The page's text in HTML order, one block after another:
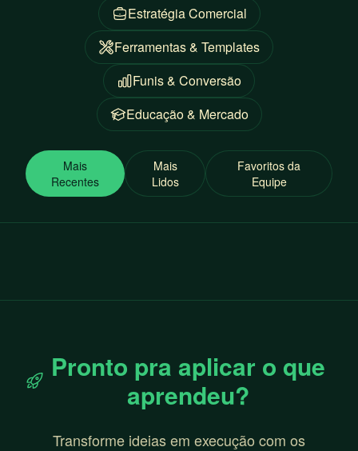
Estratégia Comercial
Ferramentas & Templates
Funis & Conversão
Educação & Mercado
Mais
Recentes
Mais
Lidos
Favoritos da
Equipe
Pronto pra aplicar o que
aprendeu?
Transforme ideias em execução com os